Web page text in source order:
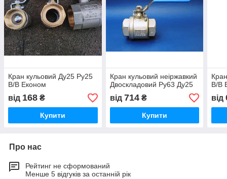
Кран кульовий Ду25 Ру25
В/В Економ
від 168 ₴
Купити
Кран кульовий неіржавкий
Двоскладовий Ру63 Ду25
від 714₴
Купити
В/В
від
Про нас
Рейтинг не сформований
Менше 5 відгуків за останній рік